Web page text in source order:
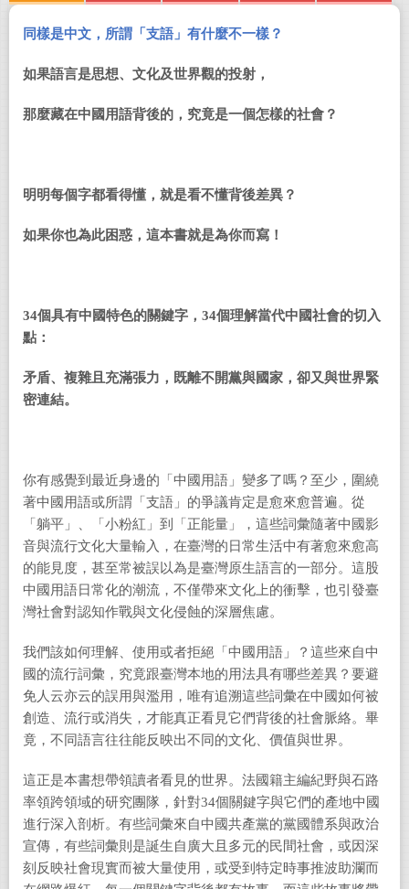
同樣是中文，所謂「支語」有什麼不一樣？
如果語言是思想、文化及世界觀的投射，
那麼藏在中國用語背後的，究竟是一個怎樣的社會？
明明每個字都看得懂，就是看不懂背後差異？
如果你也為此困惑，這本書就是為你而寫！
34個具有中國特色的關鍵字， 34個理解當代中國社會的切入
點：
矛盾、複雜且充滿張力，既離不開黨與國家，卻又與世界緊
密連結。
你有感覺到最近身邊的「中國用語」變多了嗎？至少，圍繞
著中國用語或所謂「支語」的爭議肯定是愈來愈普遍。從
「躺平」、「小粉紅」到「正能量」，這些詞彙隨著中國影
音與流行文化大量輸入，在臺灣的日常生活中有著愈來愈高
的能見度，甚至常被誤以為是臺灣原生語言的一部分。這股
中國用語日常化的潮流，不僅帶來文化上的衝擊，也引發臺
灣社會對認知作戰與文化侵蝕的深層焦慮。
我們該如何理解、使用或者拒絕「中國用語」？這些來自中
國的流行詞彙，究竟跟臺灣本地的用法具有哪些差異？要避
免人云亦云的誤用與濫用，唯有追溯這些詞彙在中國如何被
創造、流行或消失，才能真正看見它們背後的社會脈絡。畢
竟，不同語言往往能反映出不同的文化、價值與世界。
這正是本書想帶領讀者看見的世界。法國籍主編紀野與石路
率領跨領域的研究團隊，針對34個關鍵字與它們的產地中國
進行深入剖析。有些詞彙來自中國共產黨的黨國體系與政治
宣傳，有些詞彙則是誕生自廣大且多元的民間社會，或因深
刻反映社會現實而被大量使用，或受到特定時事推波助瀾而